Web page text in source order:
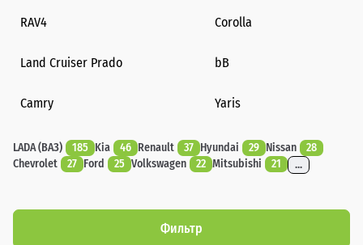
RAV4 Corolla
Land Cruiser Prado bB
Camry Yaris
LADA (ВАЗ) 185 Kia 46 Renault 37 Hyundai 29 Nissan
28
Chevrolet
27 Ford 25 Volkswagen 22 Mitsubishi 21 ...
Фильтр